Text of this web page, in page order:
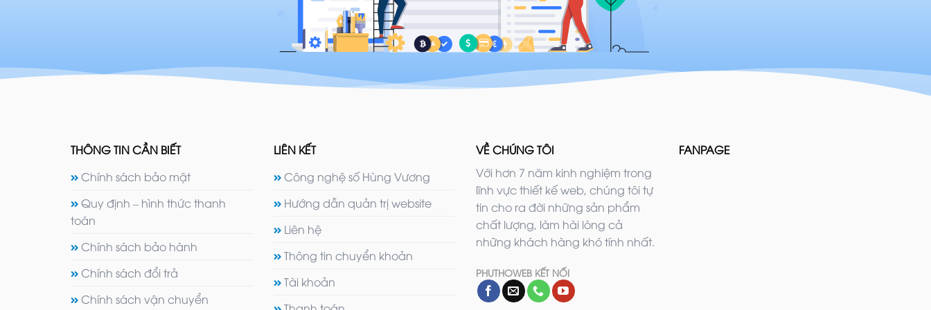
THÔNG TIN CẦN BIẾT
Chính sách bảo mật
Quy định – hình thức thanh
toán
Chính sách bảo hành
Chính sách đổi trả
Chính sách vận chuyển
LIÊN KẾT
Công nghệ số Hùng Vương
Hướng dẫn quản trị website
Liên hệ
Thông tin chuyển khoản
Tài khoản
VỀ CHÚNG TÔI
Với hơn 7 năm kinh nghiệm trong
lĩnh vực thiết kế web, chúng tôi tự
tin cho ra đời những sản phẩm
chất lượng, làm hài lòng cả
những khách hàng khó tính nhất.
PHUTHOWEB KẾT NỐI
FANPAGE